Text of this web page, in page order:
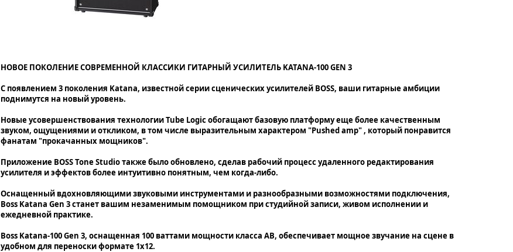
НОВОЕ ПОКОЛЕНИЕ СОВРЕМЕННОЙ КЛАССИКИ ГИТАРНЫЙ УСИЛИТЕЛЬ KATANA-100 GEN 3
С появлением 3 поколения Katana, известной серии сценических усилителей BOSS, ваши гитарные амбиции
поднимутся на новый уровень.
Новые усовершенствования технологии Tube Logic обогащают базовую платформу еще более качественным
звуком, ощущениями и откликом, в том числе выразительным характером "Pushed amp" , который понравится
фанатам "прокачанных мощников".
Приложение BOSS Tone Studio также было обновлено, сделав рабочий процесс удаленного редактирования
усилителя и эффектов более интуитивно понятным, чем когда-либо.
Оснащенный вдохновляющими звуковыми инструментами и разнообразными возможностями подключения,
Boss Katana Gen 3 станет вашим незаменимым помощником при студийной записи, живом исполнении и
ежедневной практике.
Boss Katana-100 Gen 3, оснащенная 100 ваттами мощности класса AB, обеспечивает мощное звучание на сцене в
удобном для переноски формате 1х12.